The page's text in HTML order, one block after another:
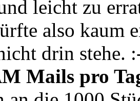
leicht zu
also kaum
drin stehe.
Mails pro